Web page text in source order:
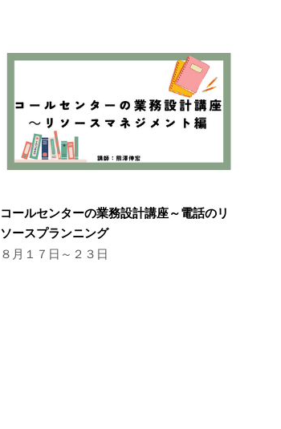
コールセンターの業務設計講座～電話のリ
ソースプランニング
８月１７日～２３日